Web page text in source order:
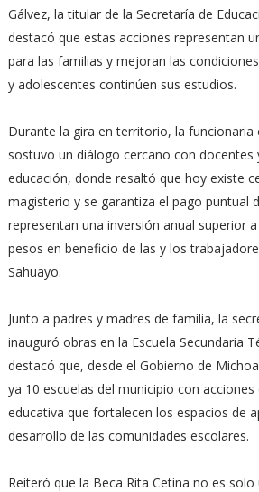
Gálvez, la titular de la Secretaría de
destacó que estas acciones representan
para las familias y mejoran las
y adolescentes continúen sus estudios.
Durante la gira en territorio, la funcionaria
sostuvo un diálogo cercano con docentes
educación, donde resaltó que hoy existe
magisterio y se garantiza el pago puntual
representan una inversión anual superior
pesos en beneficio de las y los
Sahuayo.
Junto a padres y madres de familia, la
inauguró obras en la Escuela Secundaria
destacó que, desde el Gobierno de
ya 10 escuelas del municipio con
educativa que fortalecen los espacios de
desarrollo de las comunidades escolares.
Reiteró que la Beca Rita Cetina no es